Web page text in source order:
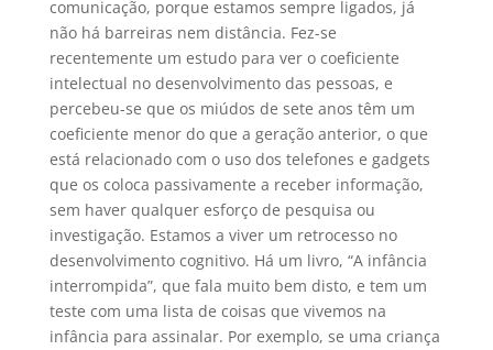
comunicação, porque estamos sempre ligados, já
não há barreiras nem distância. Fez-se
recentemente um estudo para ver o coeficiente
intelectual no desenvolvimento das pessoas, e
percebeu-se que os miúdos de sete anos têm um
coeficiente menor do que a geração anterior, o que
está relacionado com o uso dos telefones e gadgets
que os coloca passivamente a receber informação,
sem haver qualquer esforço de pesquisa ou
investigação. Estamos a viver um retrocesso no
desenvolvimento cognitivo. Há um livro, “A infância
interrompida”, que fala muito bem disto, e tem um
teste com uma lista de coisas que vivemos na
infância para assinalar. Por exemplo, se uma criança